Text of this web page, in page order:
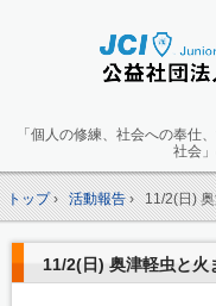
「個人の修練、社会への奉仕
社会
トップ› 活動報告› 11/2(日)
11/2(日) 奥津軽虫と火